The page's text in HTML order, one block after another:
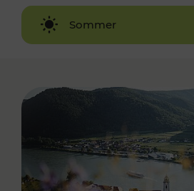
Sommer
Winter